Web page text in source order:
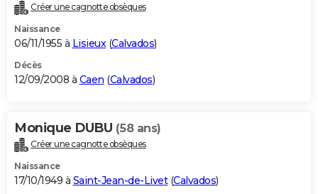
Créer une cagnotte obsèques
Naissance
06/11/1955 à Lisieux(Calvados)
Décès
12/09/2008 à Caen (Calvados)
Monique DUBU (58 ans)
Créer une cagnotte obsèques
Naissance
17/10/1949 à Saint-Jean-de-Livet(Calvados)